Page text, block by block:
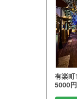
有楽
5000